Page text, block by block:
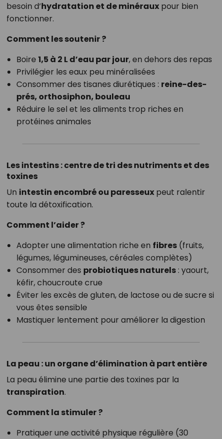
besoin d’hydratation et de minérauxpour bien
fonctionner.
Comment les soutenir ?
Boire 1,5 à 2 L d’eau par jour, en dehors des repas
Privilégier les eaux peu minéralisées
Consommer des tisanes diurétiques : reine-des-
prés, orthosiphon, bouleau
Réduire le sel et les aliments trop riches en
protéines animales
Les intestins : centre de tri des nutriments et des
toxines
Un intestin encombré ou paresseuxpeut ralentir
toute la détoxification.
Comment l’aider ?
Adopter une alimentation riche en fibres(fruits,
légumes, légumineuses, céréales complètes)
Consommer des probiotiques naturels: yaourt,
kéfir, choucroute crue
Éviter les excès de gluten, de lactose ou de sucre si
vous êtes sensible
Mastiquer lentement pour améliorer la digestion
La peau : un organe d’élimination à part entière
La peau élimine une partie des toxines par la
transpiration.
Comment la stimuler ?
Pratiquer une activité physique régulière (30